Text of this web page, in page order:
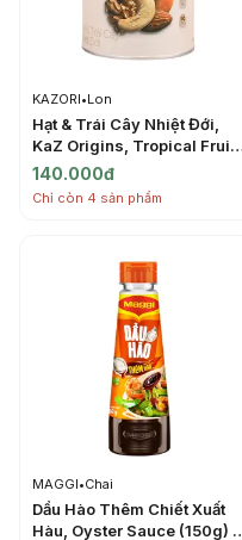
KAZORI•Lon
Hạt & Trái Cây Nhiệt Đới,
KaZ Origins, Tropical Fruit
& Nut Trail Mix, 6.3 oz
(180g) - KAZORI
140.000đ
Chỉ còn 4 sản phẩm
MAGGI•Chai
Dầu Hào Thêm Chiết Xuất
Hàu, Oyster Sauce (150g) -